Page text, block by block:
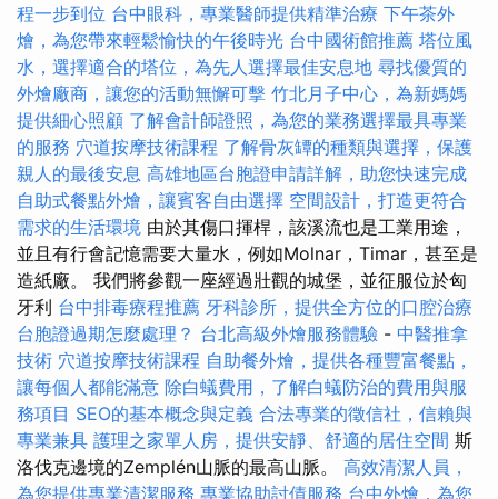
程一步到位 台中眼科，專業醫師提供精準治療 下午茶外
燴，為您帶來輕鬆愉快的午後時光 台中國術館推薦 塔位風
水，選擇適合的塔位，為先人選擇最佳安息地 尋找優質的
外燴廠商，讓您的活動無懈可擊 竹北月子中心，為新媽媽
提供細心照顧 了解會計師證照，為您的業務選擇最具專業
的服務 穴道按摩技術課程 了解骨灰罈的種類與選擇，保護
親人的最後安息 高雄地區台胞證申請詳解，助您快速完成
自助式餐點外燴，讓賓客自由選擇 空間設計，打造更符合
需求的生活環境 由於其傷口揮桿，該溪流也是工業用途，
並且有行會記憶需要大量水，例如Molnar，Timar，甚至是
造紙廠。 我們將參觀一座經過壯觀的城堡，並征服位於匈
牙利 台中排毒療程推薦 牙科診所，提供全方位的口腔治療
台胞證過期怎麼處理？ 台北高級外燴服務體驗 - 中醫推拿
技術 穴道按摩技術課程 自助餐外燴，提供各種豐富餐點，
讓每個人都能滿意 除白蟻費用，了解白蟻防治的費用與服
務項目 SEO的基本概念與定義 合法專業的徵信社，信賴與
專業兼具 護理之家單人房，提供安靜、舒適的居住空間 斯
洛伐克邊境的Zemplén山脈的最高山脈。 高效清潔人員，
為您提供專業清潔服務 專業協助討債服務 台中外燴，為您